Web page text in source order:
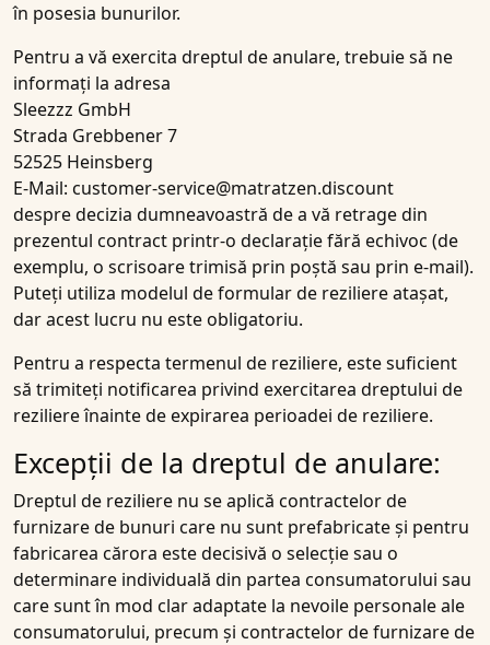
în posesia bunurilor.
Pentru a vă exercita dreptul de anulare, trebuie să ne
informați la adresa
Sleezzz GmbH
Strada Grebbener 7
52525 Heinsberg
E-Mail: customer-service@matratzen.discount
despre decizia dumneavoastră de a vă retrage din
prezentul contract printr-o declarație fără echivoc (de
exemplu, o scrisoare trimisă prin poștă sau prin e-mail).
Puteți utiliza modelul de formular de reziliere atașat,
dar acest lucru nu este obligatoriu.
Pentru a respecta termenul de reziliere, este suficient
să trimiteți notificarea privind exercitarea dreptului de
reziliere înainte de expirarea perioadei de reziliere.
Excepții de la dreptul de anulare:
Dreptul de reziliere nu se aplică contractelor de
furnizare de bunuri care nu sunt prefabricate și pentru
fabricarea cărora este decisivă o selecție sau o
determinare individuală din partea consumatorului sau
care sunt în mod clar adaptate la nevoile personale ale
consumatorului, precum și contractelor de furnizare de